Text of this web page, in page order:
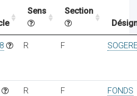
Sens
Section
R F
R F
FONDS